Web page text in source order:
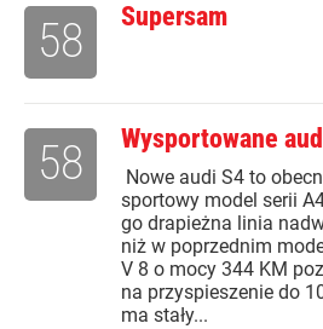
Supersam
58
Wysportowane
Nowe audi S4 to
sportowy model serii
go drapieżna linia
niż w poprzednim
V 8 o mocy 344 KM
na przyspieszenie do
ma stały...
58